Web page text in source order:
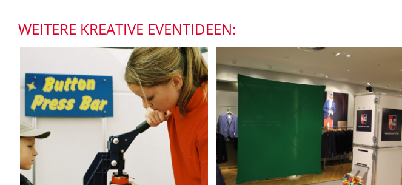
WEITERE KREATIVE EVENTIDEEN: